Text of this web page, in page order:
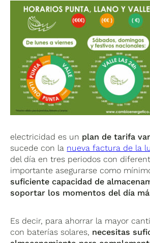
electricidad es un plan de tarifa
sucede con la nueva factura de la
del día en tres periodos con
importante asegurarse como
suficiente capacidad de
soportar los momentos del día
Es decir, para ahorrar la mayor
con baterías solares, necesitas